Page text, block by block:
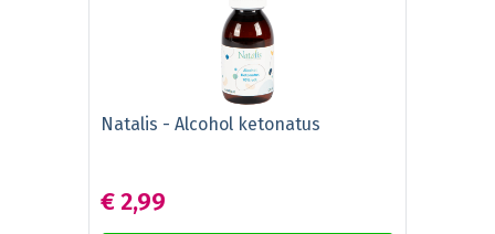
Natalis - Alcohol ketonatus
€ 2,99